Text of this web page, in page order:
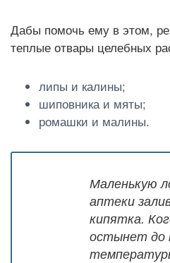
Дабы помочь ему в этом,
теплые отвары целебных
липы и калины;
шиповника и мяты;
ромашки и малины.
Маленькую
аптеки
кипятка.
остынет до